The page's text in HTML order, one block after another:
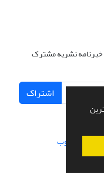
خبرنامه نشریه مشترک
اشتراک
از سیناوب